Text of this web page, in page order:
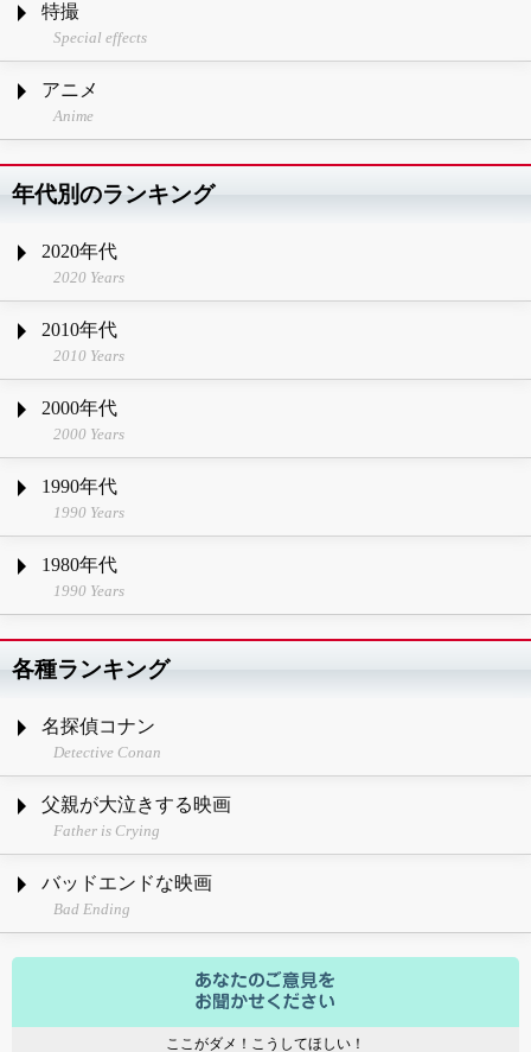
特撮
Special effects
アニメ
Anime
年代別のランキング
2020年代
2020 Years
2010年代
2010 Years
2000年代
2000 Years
1990年代
1990 Years
1980年代
1990 Years
各種ランキング
名探偵コナン
Detective Conan
父親が大泣きする映画
Father is Crying
バッドエンドな映画
Bad Ending
ここがダメ！こうしてほしい！